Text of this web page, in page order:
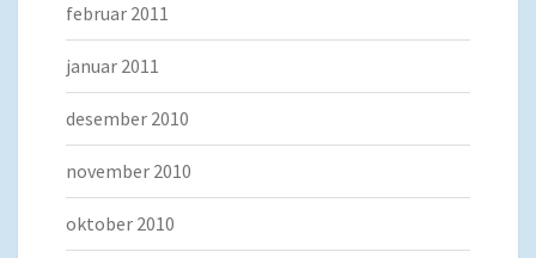
februar 2011
januar 2011
desember 2010
november 2010
oktober 2010